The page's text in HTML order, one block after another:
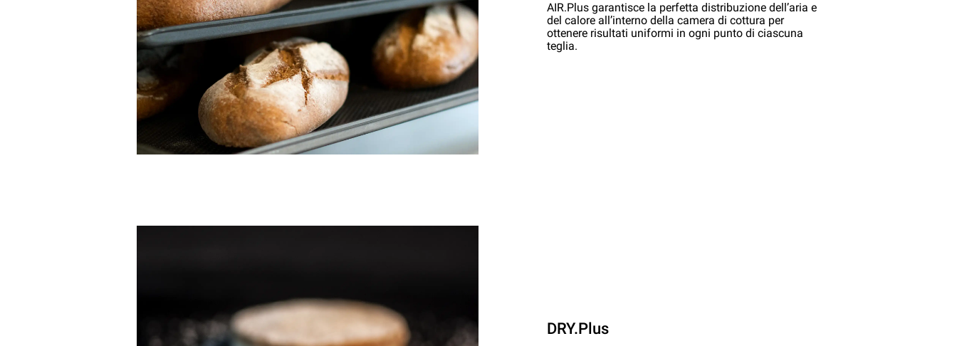
AIR.Plus garantisce la perfetta distribuzione dell’aria e
del calore all’interno della camera di cottura per
ottenere risultati uniformi in ogni punto di ciascuna
teglia.
DRY.Plus